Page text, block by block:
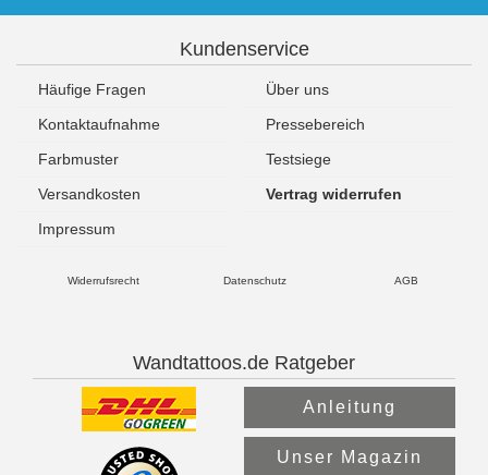
Kundenservice
Häufige Fragen
Über uns
Kontaktaufnahme
Pressebereich
Farbmuster
Testsiege
Versandkosten
Vertrag widerrufen
Impressum
Widerrufsrecht Datenschutz AGB
Wandtattoos.de Ratgeber
Anleitung
Unser Magazin